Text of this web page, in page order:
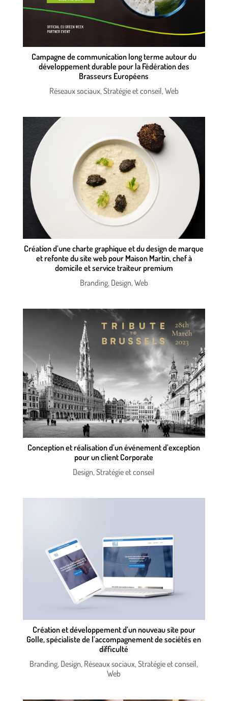
Campagne de communication long terme autour du
développement durable pour la Fédération des
Brasseurs Européens
Réseaux sociaux, Stratégie et conseil, Web
Création d’une charte graphique et du design de marque
et refonte du site web pour Maison Martin, chef à
domicile et service traiteur premium
Branding, Design, Web
Conception et réalisation d’un événement d’exception
pour un client Corporate
Design,Stratégie et conseil
Création et développement d’un nouveau site pour
Golle, spécialiste de l’accompagnement de sociétés en
difficulté
Branding, Design, Réseaux sociaux,Stratégie et conseil,
Web